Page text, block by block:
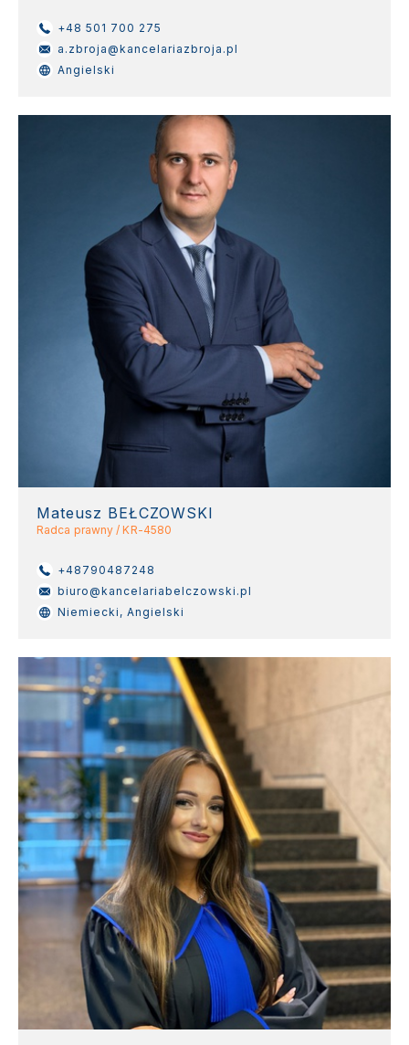
+48 501 700 275
a.zbroja@kancelariazbroja.pl
Angielski
Mateusz BEŁCZOWSKI
Radca prawny / KR-4580
+48790487248
biuro@kancelariabelczowski.pl
Niemiecki, Angielski